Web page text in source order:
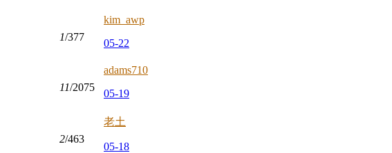
1/377
kim_awp
05-22
11/2075
adams710
05-19
2/463
老土
05-18